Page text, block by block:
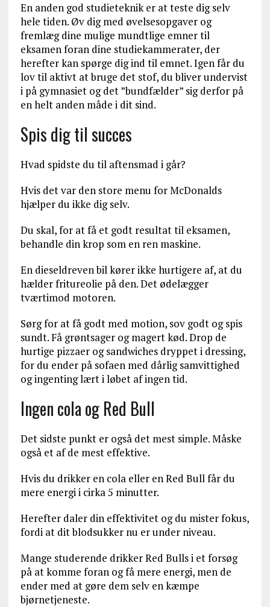
En anden god studieteknik er at teste dig selv
hele tiden. Øv dig med øvelsesopgaver og
fremlæg dine mulige mundtlige emner til
eksamen foran dine studiekammerater, der
herefter kan spørge dig ind til emnet. Igen får du
lov til aktivt at bruge det stof, du bliver undervist
i på gymnasiet og det ”bundfælder” sig derfor på
en helt anden måde i dit sind.
Spis dig til succes
Hvad spidste du til aftensmad i går?
Hvis det var den store menu for McDonalds
hjælper du ikke dig selv.
Du skal, for at få et godt resultat til eksamen,
behandle din krop som en ren maskine.
En dieseldreven bil kører ikke hurtigere af, at du
hælder fritureolie på den. Det ødelægger
tværtimod motoren.
Sørg for at få godt med motion, sov godt og spis
sundt. Få grøntsager og magert kød. Drop de
hurtige pizzaer og sandwiches dryppet i dressing,
for du ender på sofaen med dårlig samvittighed
og ingenting lært i løbet af ingen tid.
Ingen cola og Red Bull
Det sidste punkt er også det mest simple. Måske
også et af de mest effektive.
Hvis du drikker en cola eller en Red Bull får du
mere energi i cirka 5 minutter.
Herefter daler din effektivitet og du mister fokus,
fordi at dit blodsukker nu er under niveau.
Mange studerende drikker Red Bulls i et forsøg
på at komme foran og få mere energi, men de
ender med at gøre dem selv en kæmpe
bjørnetjeneste.